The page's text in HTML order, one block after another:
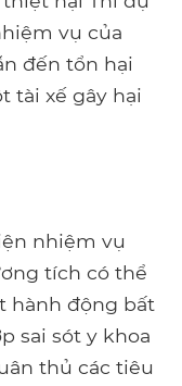
vụ của
đến tổn hại
tài xế gây hại
nhiệm vụ
tích có thể
hành động bất
sai sót y khoa
thủ các tiêu